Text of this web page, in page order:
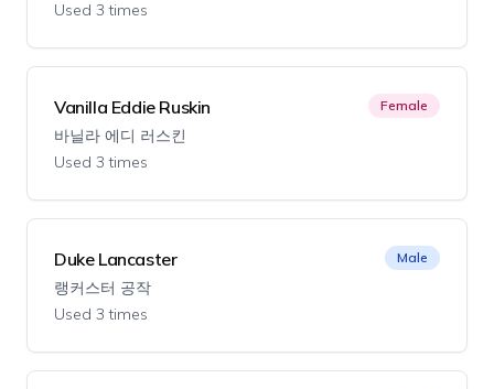
Used 3 times
Vanilla Eddie Ruskin
바닐라 에디 러스킨
Used 3 times
Female
Duke Lancaster
랭커스터 공작
Used 3 times
Male